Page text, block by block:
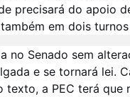
precisará do apoio
em dois
no Senado sem
e se tornará lei.
texto, a PEC terá que